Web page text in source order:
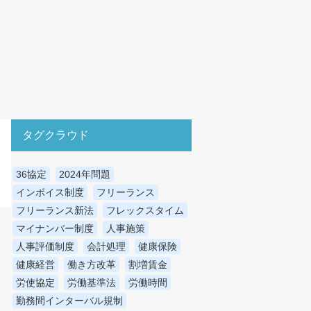
タグクラウド
36協定
2024年問題
インボイス制度
フリーランス
フリーランス新法
フレックスタイム
マイナンバー制度
人事施策
人事評価制度
会計処理
健康保険
健康経営
働き方改革
割増賃金
労使協定
労働基準法
労働時間
勤務間インターバル規制